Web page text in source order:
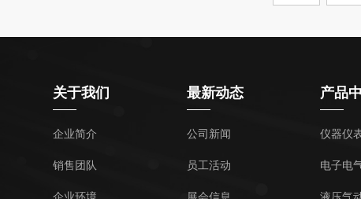
关于我们
企业简介
销售团队
最新动态
公司新闻
员工活动
产品
仪器仪
电子电